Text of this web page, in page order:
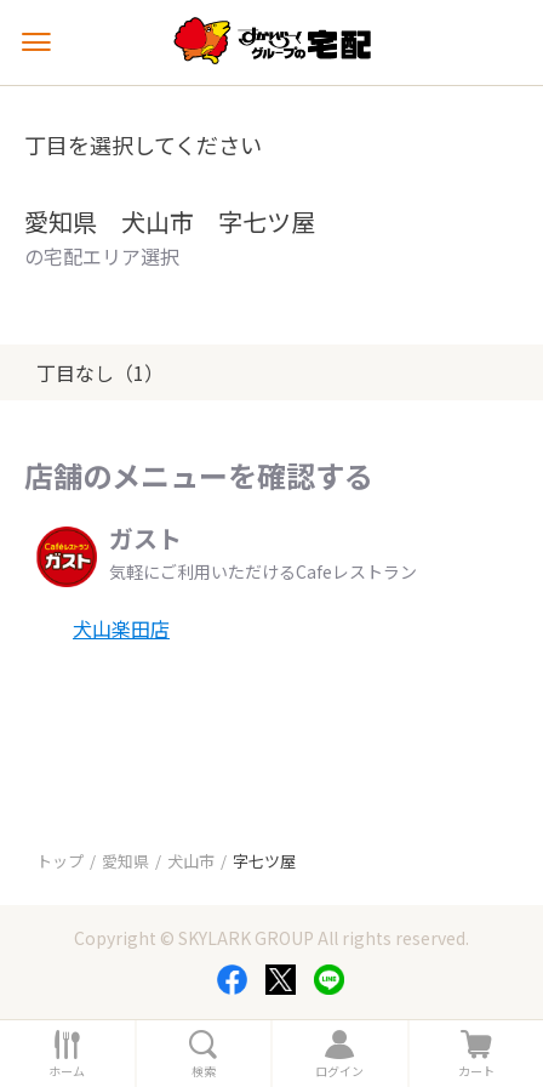
メ
ュ
を
丁目を選択してください
愛知県 犬山市 字七ツ屋
の宅配エリア選択
丁目なし（1）
店舗のメニューを確認する
ガスト
気軽にご利用いただけるCafeレストラン
犬山楽田店
トップ 愛知県 犬山市 字七ツ屋
Copyright © SKYLARK GROUP All rights reserved.
ホ
ー
ホーム 索
検索
ロ
グ
ログイン
カ
ー
カート